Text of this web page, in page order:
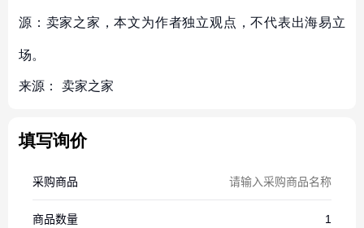
源：卖家之家，本文为作者独立观点，不代表出海易立
场。
来源： 卖家之家
填写询价